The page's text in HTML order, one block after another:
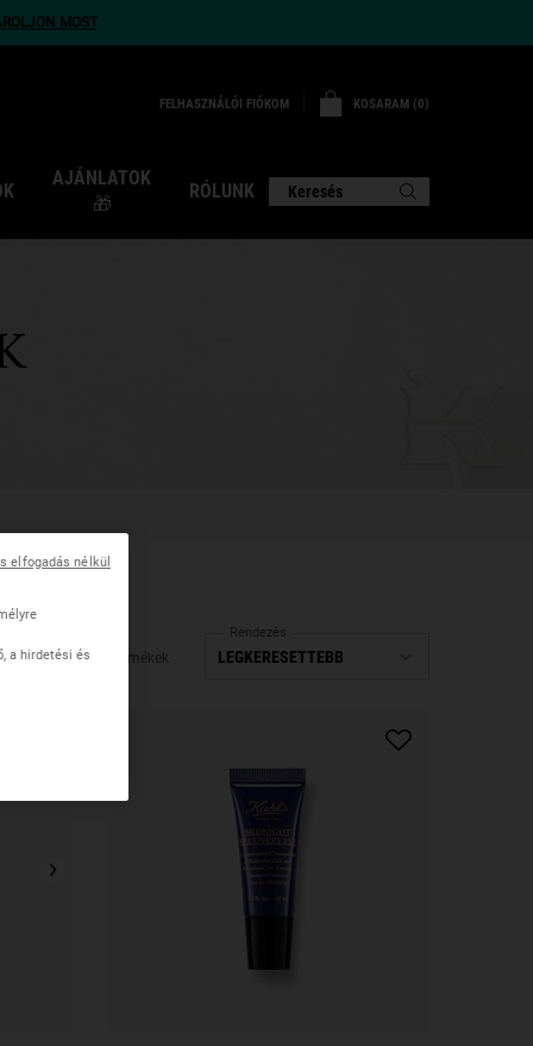
MOST
FELHASZNÁLÓI FIÓKOM KOSARAM 0
0 TERMÉK
AJÁNLATOK
🎁
RÓLUNK Keresés
7 Termékek
Rendezés
a hirdetési és
elfogadás nélkül